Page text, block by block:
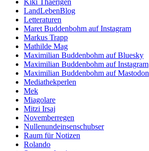
LandLebenBlog
Letteraturen
Maret Buddenbohm auf Instagram
Markus Trapp
Mathilde Mag
Maximilian Buddenbohm auf Bluesky
Maximilian Buddenbohm auf Instagram
Maximilian Buddenbohm auf Mastodon
Mediathekperlen
Mek
Miagolare
Mitzi Irsaj
Novemberregen
Nullenundeinsenschubser
Raum für Notizen
Rolando